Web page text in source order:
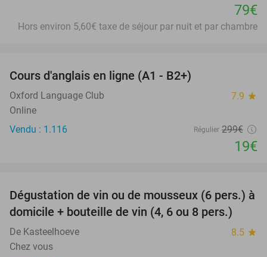
79€
Hors environ 5,60€ taxe de séjour par nuit et par chambre
Cours d'anglais en ligne (A1 - B2+)
Oxford Language Club 7.9 star
Online
Vendu : 1.116
Régulier 299€
19€
91%
Dégustation de vin ou de mousseux (6 pers.) à
domicile + bouteille de vin (4, 6 ou 8 pers.)
De Kasteelhoeve 8.5 star
Chez vous